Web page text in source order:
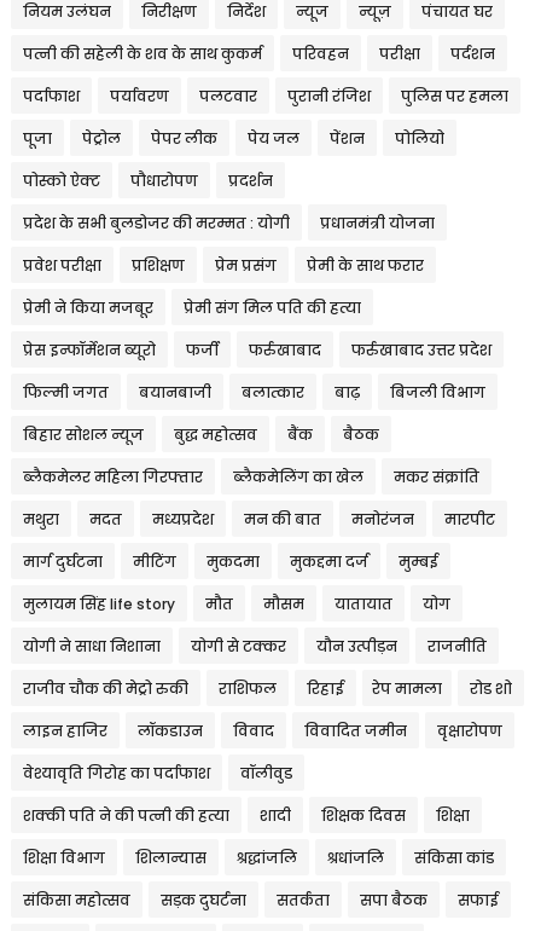
नियम उलंघन निरीक्षण निर्देश न्यूज न्यूज़ पंचायत घर
पत्नी की सहेली के शव के साथ कुकर्म परिवहन परीक्षा पर्दशन
पर्दाफाश पर्यावरण पलटवार पुरानी रंजिश पुलिस पर हमला
पूजा पेट्रोल पेपर लीक पेय जल पेंशन पोलियो
पोस्को ऐक्ट पौधारोपण प्रदर्शन
प्रदेश के सभी बुलडोजर की मरम्मत : योगी प्रधानमंत्री योजना
प्रवेश परीक्षा प्रशिक्षण प्रेम प्रसंग प्रेमी के साथ फरार
प्रेमी ने किया मजबूर प्रेमी संग मिल पति की हत्या
प्रेस इन्फॉर्मेशन ब्यूरो फर्जी फर्रुखाबाद फर्रुखाबाद उत्तर प्रदेश
फिल्मी जगत बयानबाजी बलात्कार बाढ़ बिजली विभाग
बिहार सोशल न्यूज बुद्ध महोत्सव बैंक बैठक
ब्लैकमेलर महिला गिरफ्तार ब्लैकमेलिंग का खेल मकर संक्रांति
मथुरा मदत मध्यप्रदेश मन की बात मनोरंजन मारपीट
मार्ग दुर्घटना मीटिंग मुकदमा मुकद्दमा दर्ज मुम्बई
मुलायम सिंह life story मौत मौसम यातायात योग
योगी ने साधा निशाना योगी से टक्कर यौन उत्पीड़न राजनीति
राजीव चौक की मेट्रो रुकी राशिफल रिहाई रेप मामला रोड शो
लाइन हाजिर लॉकडाउन विवाद विवादित जमीन वृक्षारोपण
वेश्यावृति गिरोह का पर्दाफाश वॉलीवुड
शक्की पति ने की पत्नी की हत्या शादी शिक्षक दिवस शिक्षा
शिक्षा विभाग शिलान्यास श्रद्धांजलि श्रधांजलि संकिसा कांड
संकिसा महोत्सव सड़क दुघर्टना सतर्कता सपा बैठक सफाई